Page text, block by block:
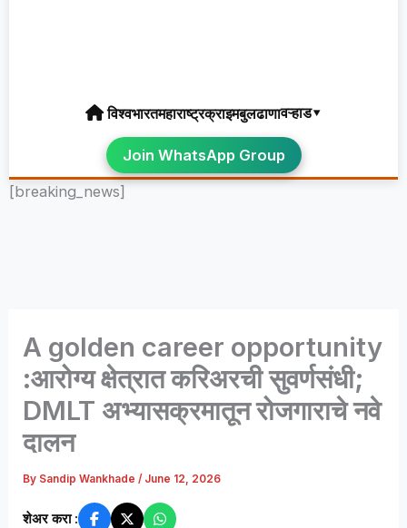
विश्वभारतमहाराष्ट्रक्राइमबुलढाणावऱ्हाड▾
Join WhatsApp Group
[breaking_news]
A golden career opportunity
:आरोग्य क्षेत्रात करिअरची सुवर्णसंधी;
DMLT अभ्यासक्रमातून रोजगाराचे नवे
दालन
By Sandip Wankhade/ June 12, 2026
शेअर करा :